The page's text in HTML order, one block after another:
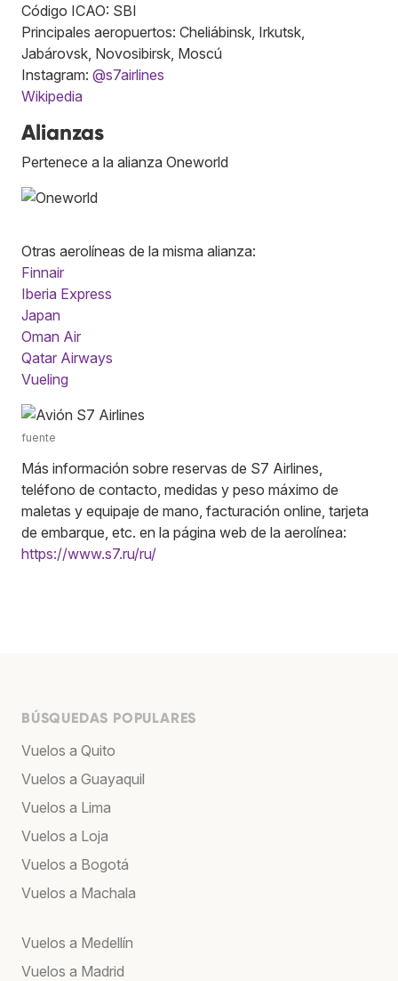
Código ICAO: SBI
Principales aeropuertos: Cheliábinsk, Irkutsk,
Jabárovsk, Novosibirsk, Moscú
Instagram: @s7airlines
Wikipedia
Alianzas
Pertenece a la alianza Oneworld
Otras aerolíneas de la misma alianza:
Finnair
Iberia Express
Japan
Oman Air
Qatar Airways
Vueling
fuente
Más información sobre reservas de S7 Airlines,
teléfono de contacto, medidas y peso máximo de
maletas y equipaje de mano, facturación online, tarjeta
de embarque, etc. en la página web de la aerolínea:
https://www.s7.ru/ru/
BÚSQUEDAS POPULARES
Vuelos a Quito
Vuelos a Guayaquil
Vuelos a Lima
Vuelos a Loja
Vuelos a Bogotá
Vuelos a Machala
Vuelos a Medellín
Vuelos a Madrid